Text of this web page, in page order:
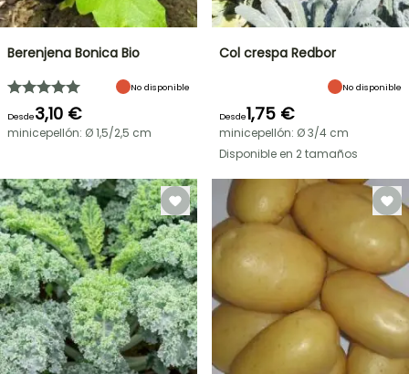
Berenjena Bonica Bio
No disponible
Desde3,10 €
minicepellón: Ø 1,5/2,5 cm
Col crespa Redbor
No disponible
Desde1,75 €
minicepellón: Ø 3/4 cm
Disponible en 2 tamaños